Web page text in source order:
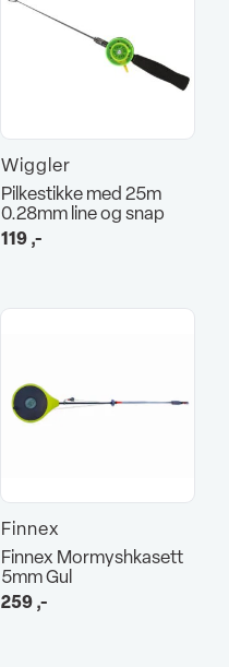
Wiggler
Pilkestikke med 25m
0.28mm line og snap
119,-
Finnex
Finnex Mormyshkasett
5mm Gul
259,-